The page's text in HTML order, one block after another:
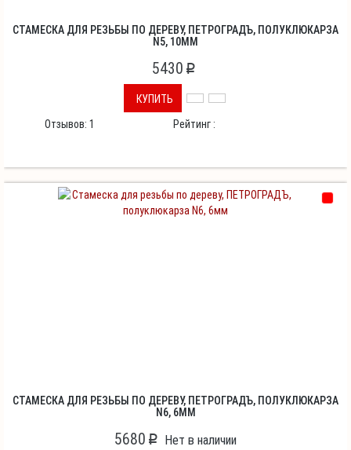
СТАМЕСКА ДЛЯ РЕЗЬБЫ ПО ДЕРЕВУ, ПЕТРОГРАДЪ, ПОЛУКЛЮКАРЗА
N5, 10ММ
5430 p
КУПИТЬ
Отзывов:1 Рейтинг :
СТАМЕСКА ДЛЯ РЕЗЬБЫ ПО ДЕРЕВУ, ПЕТРОГРАДЪ, ПОЛУКЛЮКАРЗА
N6, 6ММ
5680 p Нет в наличии